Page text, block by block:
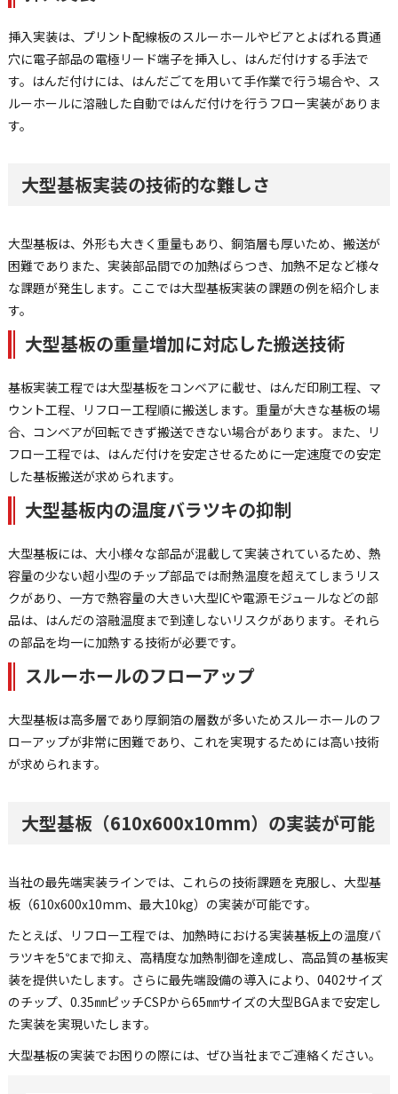
挿入実装は、プリント配線板のスルーホールやビアとよばれる貫通
穴に電子部品の電極リード端子を挿入し、はんだ付けする手法で
す。はんだ付けには、はんだごてを用いて手作業で行う場合や、ス
ルーホールに溶融した自動ではんだ付けを行うフロー実装がありま
す。
大型基板実装の技術的な難しさ
大型基板は、外形も大きく重量もあり、銅箔層も厚いため、搬送が
困難でありまた、実装部品間での加熱ばらつき、加熱不足など様々
な課題が発生します。ここでは大型基板実装の課題の例を紹介しま
す。
大型基板の重量増加に対応した搬送技術
基板実装工程では大型基板をコンベアに載せ、はんだ印刷工程、マ
ウント工程、リフロー工程順に搬送します。重量が大きな基板の場
合、コンベアが回転できず搬送できない場合があります。また、リ
フロー工程では、はんだ付けを安定させるために一定速度での安定
した基板搬送が求められます。
大型基板内の温度バラツキの抑制
大型基板には、大小様々な部品が混載して実装されているため、熱
容量の少ない超小型のチップ部品では耐熱温度を超えてしまうリス
クがあり、一方で熱容量の大きい大型ICや電源モジュールなどの部
品は、はんだの溶融温度まで到達しないリスクがあります。それら
の部品を均一に加熱する技術が必要です。
スルーホールのフローアップ
大型基板は高多層であり厚銅箔の層数が多いためスルーホールのフ
ローアップが非常に困難であり、これを実現するためには高い技術
が求められます。
大型基板（610x600x10mm）の実装が可能
当社の最先端実装ラインでは、これらの技術課題を克服し、大型基
板（610x600x10mm、最大10kg）の実装が可能です。
たとえば、リフロー工程では、加熱時における実装基板上の温度バ
ラツキを5℃まで抑え、高精度な加熱制御を達成し、高品質の基板実
装を提供いたします。さらに最先端設備の導入により、0402サイズ
のチップ、0.35㎜ピッチCSPから65㎜サイズの大型BGAまで安定し
た実装を実現いたします。
大型基板の実装でお困りの際には、ぜひ当社までご連絡ください。